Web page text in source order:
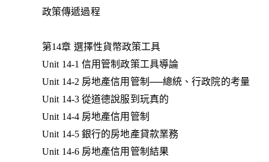
政策傳遞過程
第14章 選擇性貨幣政策工具
Unit 14-1 信用管制政策工具導論
Unit 14-2 房地產信用管制──總統、行政院的考量
Unit 14-3 從道德說服到玩真的
Unit 14-4 房地產信用管制
Unit 14-5 銀行的房地產貸款業務
Unit 14-6 房地產信用管制結果